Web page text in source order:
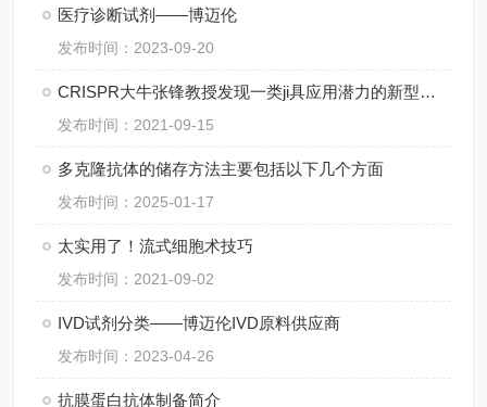
医疗诊断试剂——博迈伦
发布时间：2023-09-20
CRISPR大牛张锋教授发现一类ji具应用潜力的新型基因编辑系统
发布时间：2021-09-15
多克隆抗体的储存方法主要包括以下几个方面
发布时间：2025-01-17
太实用了！流式细胞术技巧
发布时间：2021-09-02
IVD试剂分类——博迈伦IVD原料供应商
发布时间：2023-04-26
抗膜蛋白抗体制备简介